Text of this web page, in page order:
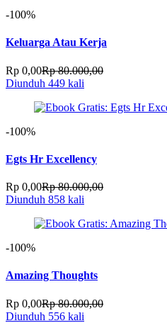
-100%
Keluarga Atau Kerja
Rp 0,00Rp 80.000,00
Diunduh 449 kali
-100%
Egts Hr Excellency
Rp 0,00Rp 80.000,00
Diunduh 858 kali
-100%
Amazing Thoughts
Rp 0,00Rp 80.000,00
Diunduh 556 kali